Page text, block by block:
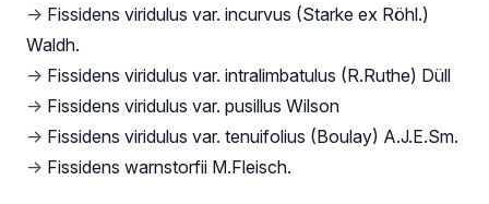
→ Fissidens viridulus var. incurvus (Starke ex Röhl.)
Waldh.
→ Fissidens viridulus var. intralimbatulus (R.Ruthe) Düll
→ Fissidens viridulus var. pusillus Wilson
→ Fissidens viridulus var. tenuifolius (Boulay) A.J.E.Sm.
→ Fissidens warnstorfii M.Fleisch.